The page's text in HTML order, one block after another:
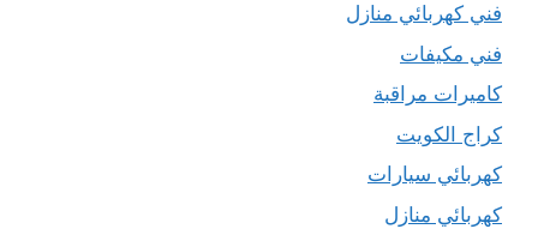
فني كهربائي منازل
فني مكيفات
كاميرات مراقبة
كراج الكويت
كهربائي سيارات
كهربائي منازل